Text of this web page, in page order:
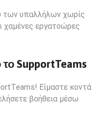
των υπαλλήλων χωρίς
χαμένες εργατοώρες
SupportTeams
Είμαστε κοντά
βοήθεια μέσω